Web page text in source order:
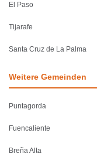
El Paso
Tijarafe
Santa Cruz de La Palma
Weitere Gemeinden
Puntagorda
Fuencaliente
Breña Alta